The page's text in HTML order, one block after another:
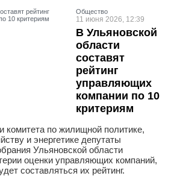
Общество
11 июня 2026, 12:39
В Ульяновской
области
составят
рейтинг
управляющих
компании по 10
критериям
комитета по жилищной политике,
и энергетике депутаты
Ульяновской области
оценки управляющих компаний,
составляться их рейтинг.